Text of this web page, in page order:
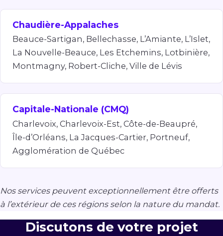
Chaudière-Appalaches
Beauce-Sartigan, Bellechasse, L’Amiante, L’Islet,
La Nouvelle-Beauce, Les Etchemins, Lotbinière,
Montmagny, Robert-Cliche, Ville de Lévis
Capitale-Nationale (CMQ)
Charlevoix, Charlevoix-Est, Côte-de-Beaupré,
Île-d’Orléans, La Jacques-Cartier, Portneuf,
Agglomération de Québec
Nos services peuvent exceptionnellement être offerts
à l’extérieur de ces régions selon la nature du mandat.
Discutons de votre projet